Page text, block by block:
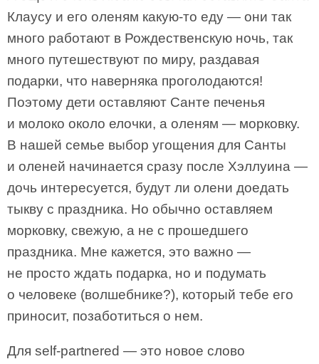
Клаусу и его оленям какую-то еду — они так
много работают в Рождественскую ночь, так
много путешествуют по миру, раздавая
подарки, что наверняка проголодаются!
Поэтому дети оставляют Санте печенья
и молоко около елочки, а оленям — морковку.
В нашей семье выбор угощения для Санты
и оленей начинается сразу после Хэллуина —
дочь интересуется, будут ли олени доедать
тыкву с праздника. Но обычно оставляем
морковку, свежую, а не с прошедшего
праздника. Мне кажется, это важно —
не просто ждать подарка, но и подумать
о человеке (волшебнике?), который тебе его
приносит, позаботиться о нем.
Для self-partnered — это новое слово